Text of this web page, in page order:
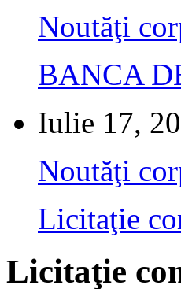
Noutăţi
BANCA
Iulie 17,
Noutăţi
Licitaţie
Licitaţie